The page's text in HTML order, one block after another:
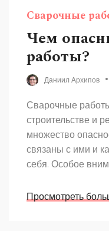
Сварочные
Чем
работы?
Даниил Архипов
Сварочные
строительстве и
множество
связаны с ими и
себя. Особое
травматизма.
Просмотреть